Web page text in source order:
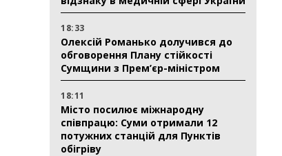
18:33
Олексій Романько долучився до
обговорення Плану стійкості
Сумщини з Прем’єр-міністром
18:11
Місто посилює міжнародну
співпрацю: Суми отримали 12
потужних станцій для Пунктів
обігріву